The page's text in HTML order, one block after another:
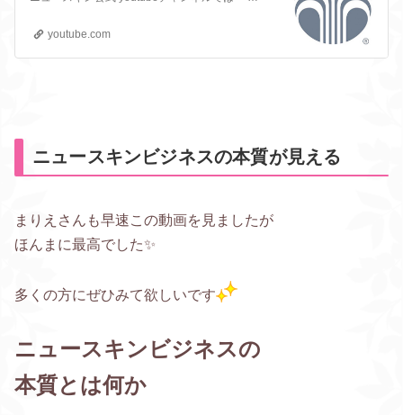
youtube.com
ニュースキンビジネスの本質が見える
まりえさんも早速この動画を見ましたが
ほんまに最高でした✨
多くの方にぜひみて欲しいです
ニュースキンビジネスの
本質とは何か